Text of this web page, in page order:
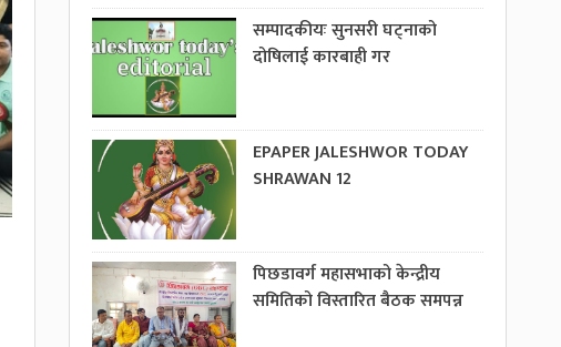
सम्पादकीयः सुनसरी घट्नाको
दोषिलाई कारबाही गर
EPAPER JALESHWOR TODAY
SHRAWAN 12
पिछडावर्ग महासभाको केन्द्रीय
समितिको विस्तारित बैठक समपन्न